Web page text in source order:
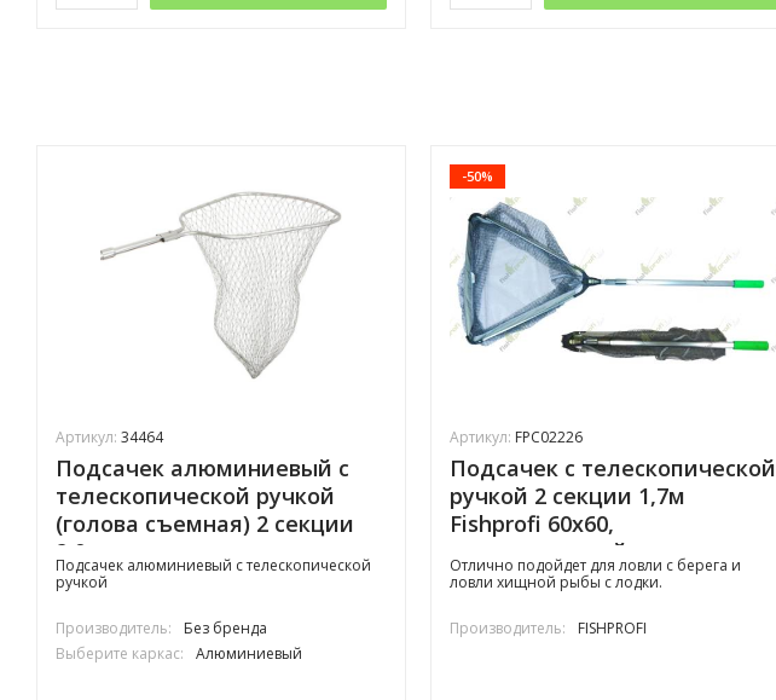
Артикул: 34464
Подсачек алюминиевый с
телескопической ручкой
(голова съемная) 2 секции
2,0м
Подсачек алюминиевый с телескопической
ручкой
Производитель:
Без бренда
Выберите каркас:
Алюминиевый
-50%
Артикул: FPC02226
Подсачек с телескопической
ручкой 2 секции 1,7м
Fishprofi 60х60,
прорезиненный
Отлично подойдет для ловли с берега и
ловли хищной рыбы с лодки.
Производитель: FISHPROFI